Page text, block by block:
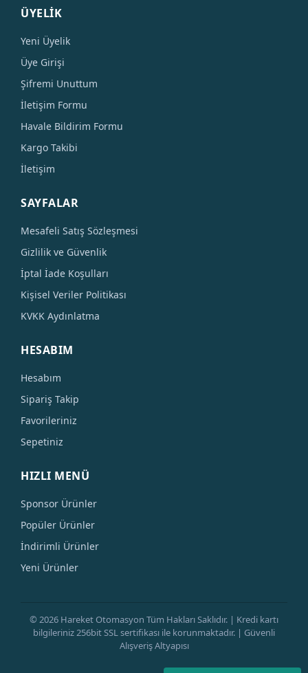
ÜYELİK
Yeni Üyelik
Üye Girişi
Şifremi Unuttum
İletişim Formu
Havale Bildirim Formu
Kargo Takibi
İletişim
SAYFALAR
Mesafeli Satış Sözleşmesi
Gizlilik ve Güvenlik
İptal İade Koşulları
Kişisel Veriler Politikası
KVKK Aydınlatma
HESABIM
Hesabım
Sipariş Takip
Favorileriniz
Sepetiniz
HIZLI MENÜ
Sponsor Ürünler
Popüler Ürünler
İndirimli Ürünler
Yeni Ürünler
© 2026 Hareket Otomasyon Tüm Hakları Saklıdır. | Kredi kartı
bilgileriniz 256bit SSL sertifikası ile korunmaktadır. | Güvenli
Alışveriş Altyapısı